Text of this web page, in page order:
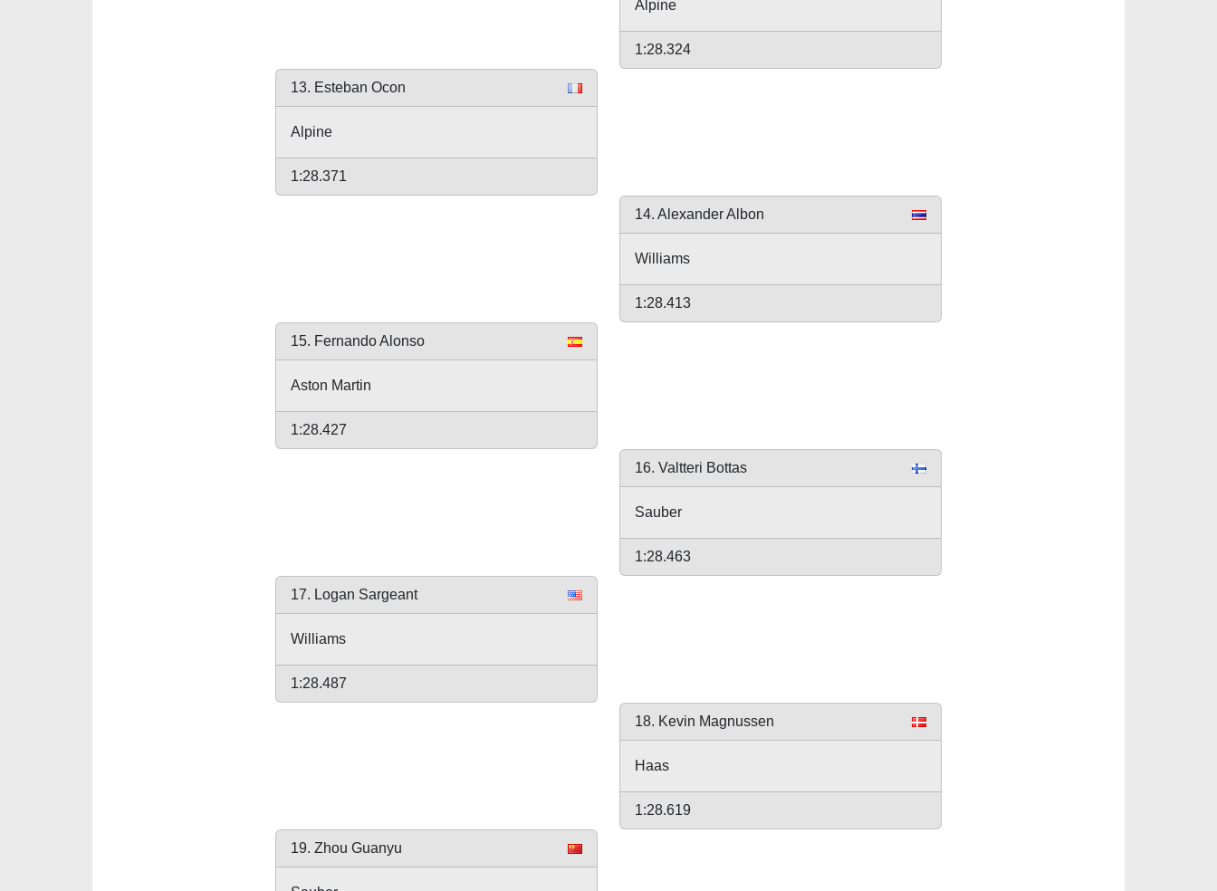
Alpine
1:28.324
13. Esteban Ocon
Alpine
1:28.371
14. Alexander Albon
Williams
1:28.413
15. Fernando Alonso
Aston Martin
1:28.427
16. Valtteri Bottas
Sauber
1:28.463
17. Logan Sargeant
Williams
1:28.487
18. Kevin Magnussen
Haas
1:28.619
19. Zhou Guanyu